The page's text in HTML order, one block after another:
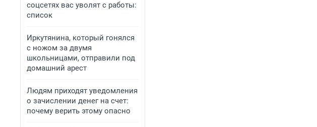
соцсетях вас уволят с работы:
список
Иркутянина, который гонялся
с ножом за двумя
школьницами, отправили под
домашний арест
Людям приходят уведомления
о зачислении денег на счет:
почему верить этому опасно